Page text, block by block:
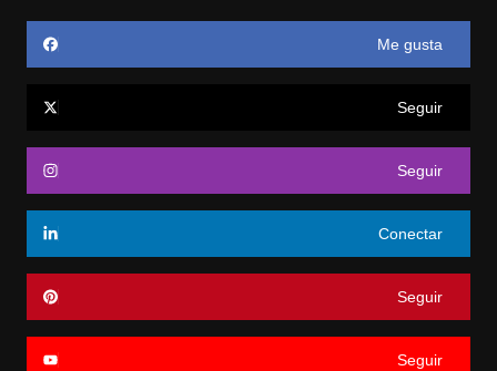
Me gusta
Seguir
Seguir
Conectar
Seguir
Seguir